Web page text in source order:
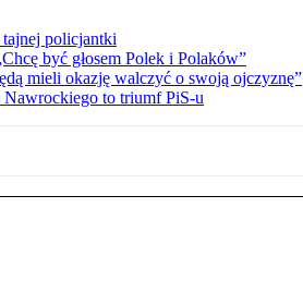
policjantki
być głosem Polek i Polaków”
mieli okazję walczyć o swoją ojczyznę”
Nawrockiego to triumf PiS-u